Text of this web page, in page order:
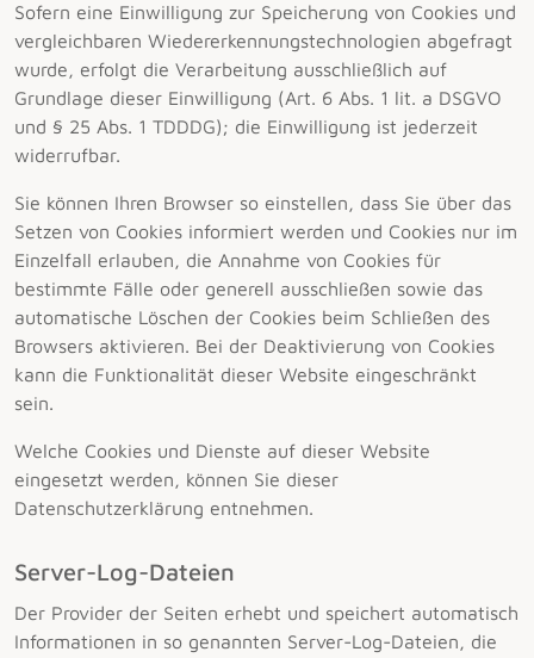
Sofern eine Einwilligung zur Speicherung von Cookies und
vergleichbaren Wiedererkennungstechnologien abgefragt
wurde, erfolgt die Verarbeitung ausschließlich auf
Grundlage dieser Einwilligung (Art. 6 Abs. 1 lit. a DSGVO
und § 25 Abs. 1 TDDDG); die Einwilligung ist jederzeit
widerrufbar.
Sie können Ihren Browser so einstellen, dass Sie über das
Setzen von Cookies informiert werden und Cookies nur im
Einzelfall erlauben, die Annahme von Cookies für
bestimmte Fälle oder generell ausschließen sowie das
automatische Löschen der Cookies beim Schließen des
Browsers aktivieren. Bei der Deaktivierung von Cookies
kann die Funktionalität dieser Website eingeschränkt
sein.
Welche Cookies und Dienste auf dieser Website
eingesetzt werden, können Sie dieser
Datenschutzerklärung entnehmen.
Server-Log-Dateien
Der Provider der Seiten erhebt und speichert automatisch
Informationen in so genannten Server-Log-Dateien, die